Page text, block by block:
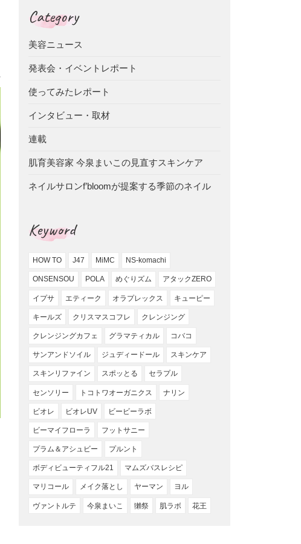
Category
美容ニュース
発表会・イベントレポート
使ってみたレポート
インタビュー・取材
連載
肌育美容家 今泉まいこの見直すスキンケア
ネイルサロンf’bloomが提案する季節のネイル
Keyword
HOW TO J47 MiMC NS-komachi
ONSENSOU POLA めぐりズム アタックZERO
イプサ エティーク オラプレックス キューピー
キールズ クリスマスコフレ クレンジング
クレンジングカフェ グラマティカル コバコ
サンアンドソイル ジュディードール スキンケア
スキンリファイン スポッとる セラプル
センソリー トコトワオーガニクス ナリン
ビオレ ビオレUV ビービーラボ
ビーマイフローラ フットサニー
プラム＆アシュビー プルント
ボディビューティフル21 マムズバスレシピ
マリコール メイク落とし ヤーマン ヨル
ヴァントルテ 今泉まいこ 獺祭 肌ラボ 花王